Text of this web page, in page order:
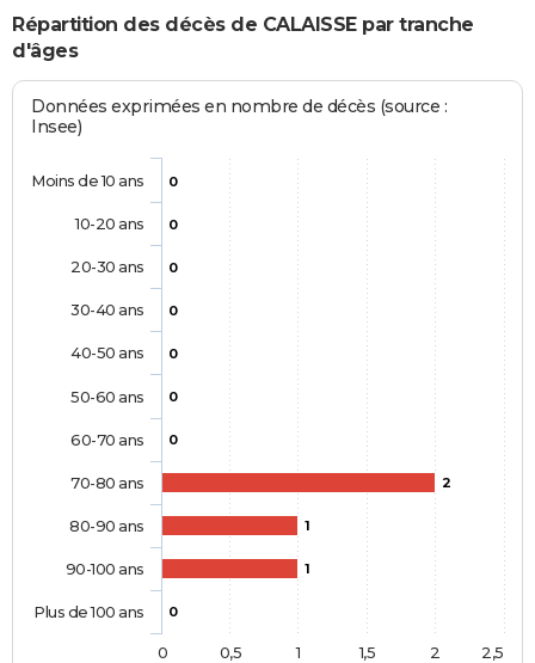
Répartition des décès de CALAISSE par tranche
d'âges
Données exprimées en nombre de décès (source :
Insee)
0
0
0
0
0
0
0
2
1
1
0
Moins de 10 ans
10-20 ans
20-30 ans
30-40 ans
40-50 ans
50-60 ans
60-70 ans
70-80 ans
80-90 ans
90-100 ans
Plus de 100 ans
0 0,5 1 1,5 2 2,5